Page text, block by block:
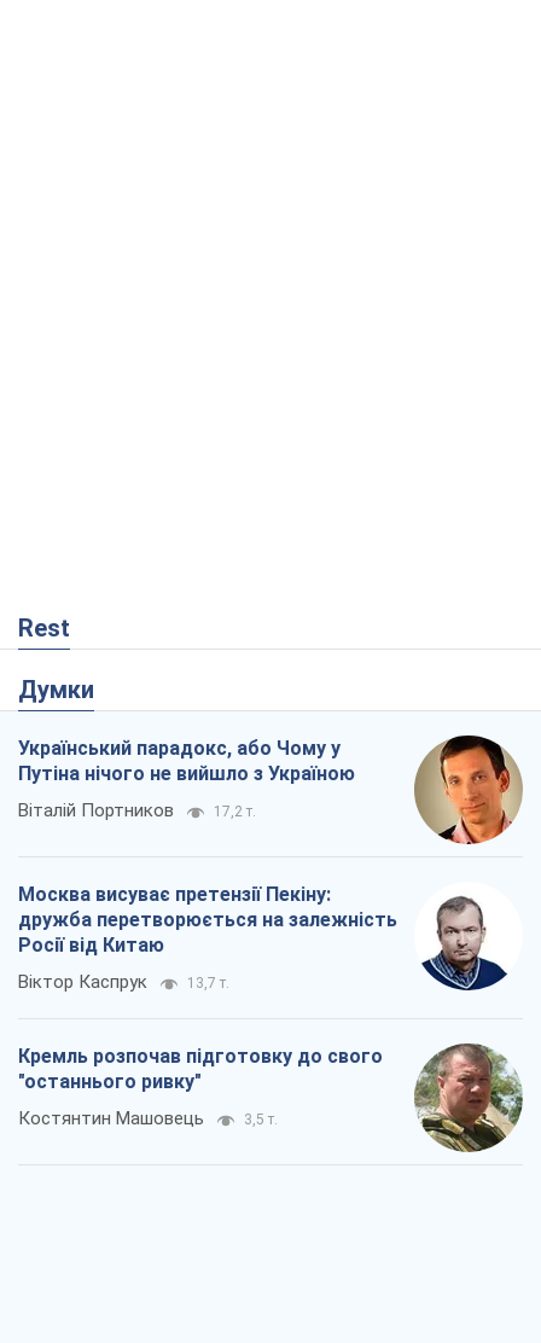
Rest
Думки
Український парадокс, або Чому у
Путіна нічого не вийшло з Україною
Віталій Портников 17,2 т.
Москва висуває претензії Пекіну:
дружба перетворюється на залежність
Росії від Китаю
Віктор Каспрук 13,7 т.
Кремль розпочав підготовку до свого
"останнього ривку"
Костянтин Машовець 3,5 т.